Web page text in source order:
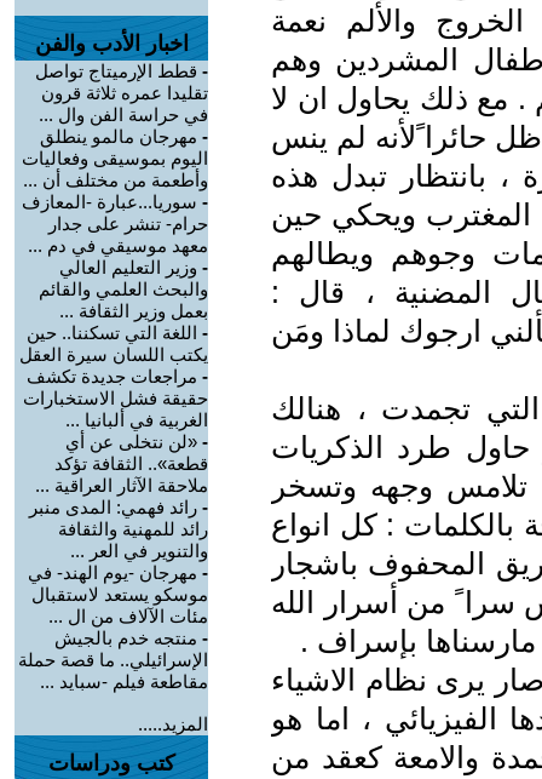
والألم نعمة
المشردين وهم
مع ذلك يحاول ان لا
حائرا ًلأنه لم ينس
، بانتظار تبدل هذه
المغترب ويحكي حين
وجوهم ويطالهم
المضنية ، قال :
ارجوك لماذا ومَن
تجمدت ، هنالك
طرد الذكريات
تلامس وجهه وتسخر
: كل انواع
المحفوف باشجار
سرا ً من أسرار الله
مارسناها بإسراف .
يرى نظام الاشياء
الفيزيائي ، اما هو
والامعة كعقد من
اخبار الأدب والفن
- قطط الإرميتاج تواصل
تقليدا عمره ثلاثة قرون
في حراسة الفن وال ...
- مهرجان مالمو ينطلق
اليوم بموسيقى وفعاليات
وأطعمة من مختلف أن ...
- سوريا...عبارة -المعازف
حرام- تنشر على جدار
معهد موسيقي في دم ...
- وزير التعليم العالي
والبحث العلمي والقائم
بعمل وزير الثقافة ...
- اللغة التي تسكننا.. حين
يكتب اللسان سيرة العقل
- مراجعات جديدة تكشف
حقيقة فشل الاستخبارات
الغربية في ألبانيا ...
- «لن نتخلى عن أي
قطعة».. الثقافة تؤكد
ملاحقة الآثار العراقية ...
- رائد فهمي: المدى منبر
رائد للمهنية والثقافة
والتنوير في العر ...
- مهرجان -يوم الهند- في
موسكو يستعد لاستقبال
مئات الآلاف من ال ...
- منتجه خدم بالجيش
الإسرائيلي.. ما قصة حملة
مقاطعة فيلم -سبايد ...
المزيد.....
كتب ودراسات